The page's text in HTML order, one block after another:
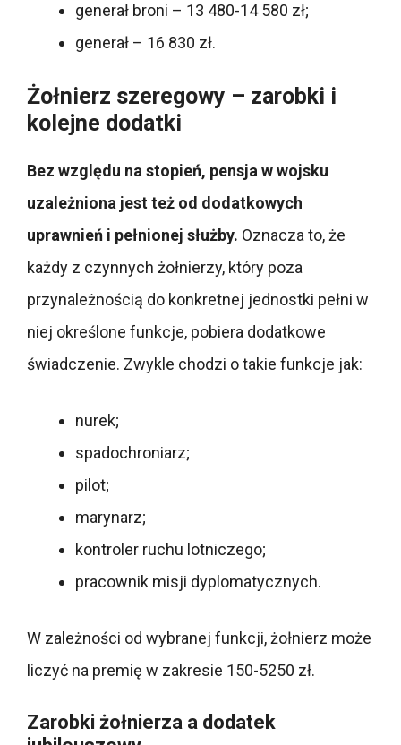
generał broni – 13 480-14 580 zł;
generał – 16 830 zł.
Żołnierz szeregowy – zarobki i
kolejne dodatki
Bez względu na stopień, pensja w wojsku
uzależniona jest też od dodatkowych
uprawnień i pełnionej służby. Oznacza to, że
każdy z czynnych żołnierzy, który poza
przynależnością do konkretnej jednostki pełni w
niej określone funkcje, pobiera dodatkowe
świadczenie. Zwykle chodzi o takie funkcje jak:
nurek;
spadochroniarz;
pilot;
marynarz;
kontroler ruchu lotniczego;
pracownik misji dyplomatycznych.
W zależności od wybranej funkcji, żołnierz może
liczyć na premię w zakresie 150-5250 zł.
Zarobki żołnierza a dodatek